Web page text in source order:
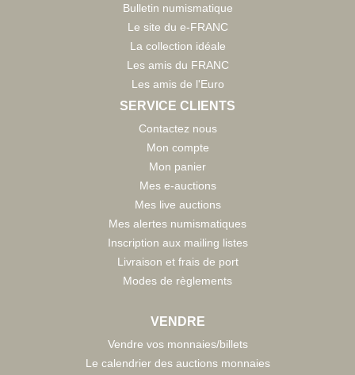
Bulletin numismatique
Le site du e-FRANC
La collection idéale
Les amis du FRANC
Les amis de l'Euro
SERVICE CLIENTS
Contactez nous
Mon compte
Mon panier
Mes e-auctions
Mes live auctions
Mes alertes numismatiques
Inscription aux mailing listes
Livraison et frais de port
Modes de règlements
VENDRE
Vendre vos monnaies/billets
Le calendrier des auctions monnaies